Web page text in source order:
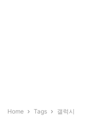
Home Tags 갤럭시